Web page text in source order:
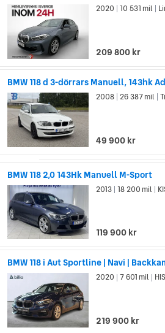
2020 10 531 mil
209 800 kr
BMW 118 d 3-dörrars Manuell, 143hk
2008 26 387 mil
49 900 kr
BMW 118 2,0 143Hk Manuell M-Sport
2013 18 200 mil
119 900 kr
BMW 118 i Aut Sportline | Navi |
2020 7 601 mil
219 900 kr